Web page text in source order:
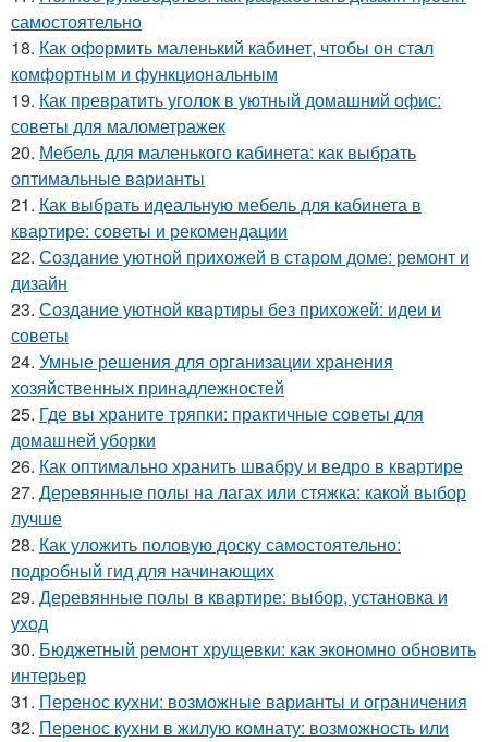
самостоятельно
18. Как оформить маленький кабинет, чтобы он стал
комфортным и функциональным
19. Как превратить уголок в уютный домашний офис:
советы для малометражек
20. Мебель для маленького кабинета: как выбрать
оптимальные варианты
21. Как выбрать идеальную мебель для кабинета в
квартире: советы и рекомендации
22. Создание уютной прихожей в старом доме: ремонт и
дизайн
23. Создание уютной квартиры без прихожей: идеи и
советы
24. Умные решения для организации хранения
хозяйственных принадлежностей
25. Где вы храните тряпки: практичные советы для
домашней уборки
26. Как оптимально хранить швабру и ведро в квартире
27. Деревянные полы на лагах или стяжка: какой выбор
лучше
28. Как уложить половую доску самостоятельно:
подробный гид для начинающих
29. Деревянные полы в квартире: выбор, установка и
уход
30. Бюджетный ремонт хрущевки: как экономно обновить
интерьер
31. Перенос кухни: возможные варианты и ограничения
32. Перенос кухни в жилую комнату: возможность или